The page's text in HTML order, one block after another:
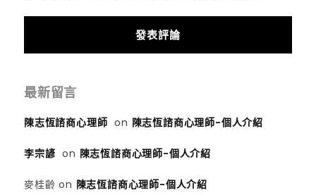
最新留言
陳志恆諮商心理師 on 陳志恆諮商心理師-個人介紹
李宗諺 on 陳志恆諮商心理師-個人介紹
麥桂齡 on 陳志恆諮商心理師-個人介紹